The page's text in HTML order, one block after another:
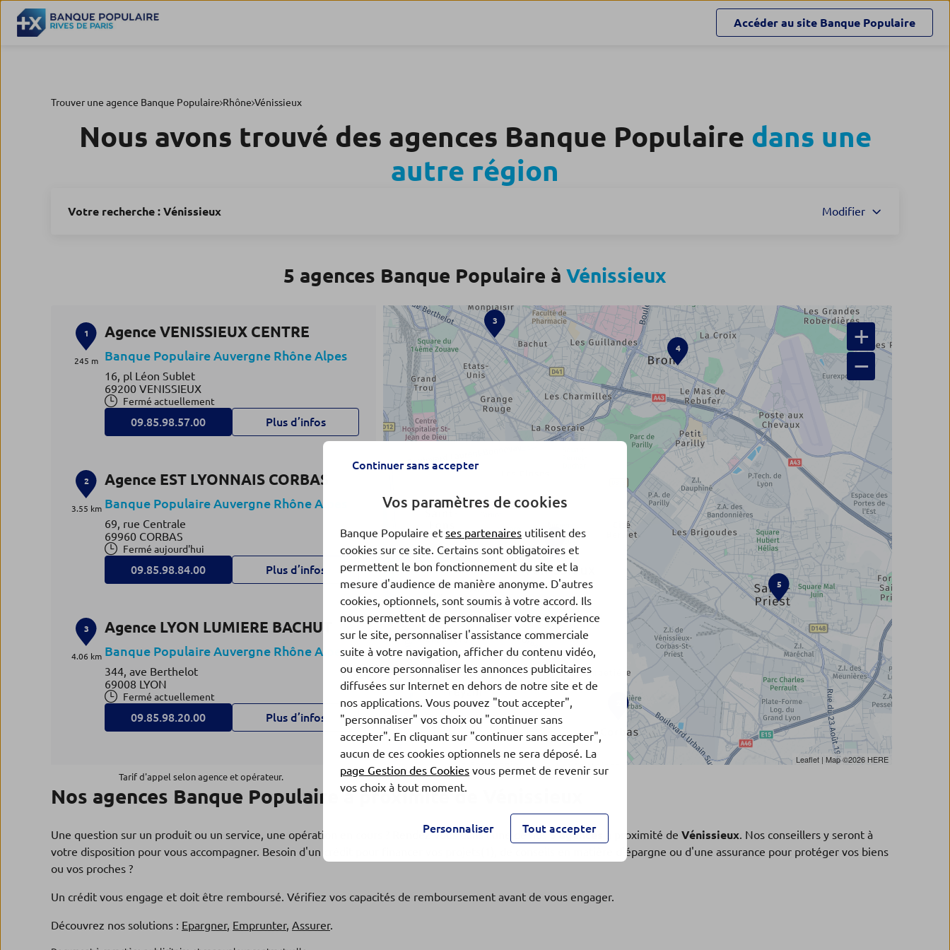
Accéder au site Banque Populaire
Trouver une agence Banque Populaire Rhône Vénissieux
Nous avons trouvé des agences Banque Populaire dans une
autre région
Votre recherche : Vénissieux Modifier
5 agences Banque Populaire à Vénissieux
1
245 m
Agence VENISSIEUX CENTRE
Banque Populaire Auvergne Rhône Alpes
16, pl Léon Sublet
69200 VENISSIEUX
Fermé actuellement
09.85.98.57.00 Plus d’infos
2
3.55 km
Agence EST LYONNAIS CORBAS
Banque Populaire Auvergne Rhône Alpes
69, rue Centrale
69960 CORBAS
Fermé aujourd'hui
09.85.98.84.00 Plus d’infos
3
4.06 km
Agence LYON LUMIERE BACHUT
Banque Populaire Auvergne Rhône Alpes
344, ave Berthelot
69008 LYON
Fermé actuellement
09.85.98.20.00 Plus d’infos
4.26 km
Agence SAINT EXUPERY BRON
Banque Populaire Auvergne Rhône Alpes
69500 BRON
Fermé actuellement
09.85.98.76.00 Plus d’infos
5
Agence EST LYONNAIS SAINT
5
4
3
1
+
−
Leaflet | Map ©2026 HERE
Tarif d'appel selon agence et opérateur.
Nos agences Banque Populaire à proximité de Vénissieux
Une question sur un produit ou un service, une opération en cours ? Rendez-vous dans l'une de nos5 agences à proximité de Vénissieux. Nos conseillers y seront à
votre disposition pour vous accompagner. Besoin d'un crédit pour financer vos projets(1), de conseils en matière d'épargne ou d'une assurance pour protéger vos biens
ou vos proches ?
Un crédit vous engage et doit être remboursé. Vérifiez vos capacités de remboursement avant de vous engager.
Découvrez nos solutions : Epargner, Emprunter, Assurer.
Continuer sans accepter
Vos paramètres de cookies
Banque Populaire et ses partenaires utilisent des
cookies sur ce site. Certains sont obligatoires et
permettent le bon fonctionnement du site et la
mesure d'audience de manière anonyme. D'autres
cookies, optionnels, sont soumis à votre accord. Ils
nous permettent de personnaliser votre expérience
sur le site, personnaliser l'assistance commerciale
suite à votre navigation, afficher du contenu vidéo,
ou encore personnaliser les annonces publicitaires
diffusées sur Internet en dehors de notre site et de
nos applications. Vous pouvez "tout accepter",
"personnaliser" vos choix ou "continuer sans
accepter". En cliquant sur "continuer sans accepter",
aucun de ces cookies optionnels ne sera déposé. La
page Gestion des Cookies vous permet de revenir sur
vos choix à tout moment.
Personnaliser Tout accepter